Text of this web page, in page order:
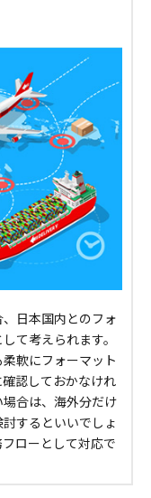
日本国内とのフォ
て考えられます。
軟にフォーマット
認しておかなけれ
合は、海外分だけ
するといいでしょ
ローとして対応で